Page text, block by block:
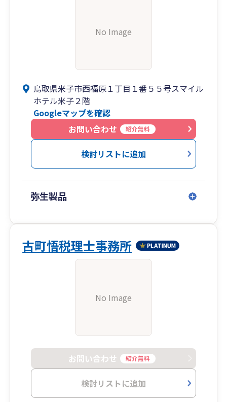
No Image
鳥取県米子市西福原１丁目１番５５号スマイル
ホテル米子２階
Googleマップを確認
お問い合わせ
紹介無料
検討リストに追加
弥生製品
古町悟税理士事務所
No Image
お問い合わせ 紹介無料
検討リストに追加